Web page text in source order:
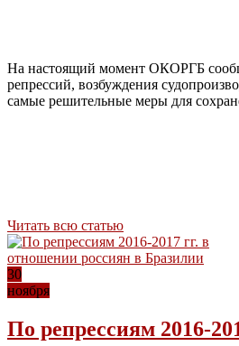
На настоящий момент ОКОРГБ
репрессий, возбуждения
самые решительные меры для
Читать всю статью
30
ноября
По репрессиям 2016-